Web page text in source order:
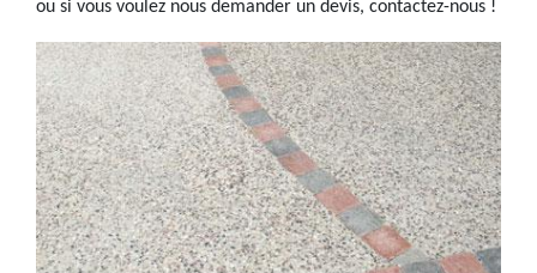
ou si vous voulez nous demander un devis, contactez-nous !